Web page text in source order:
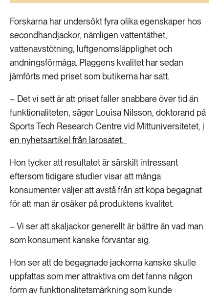
Vatten
Forskarna har undersökt fyra olika egenskaper hos
secondhandjackor, nämligen vattentäthet,
vattenavstötning, luftgenomsläpplighet och
andningsförmåga. Plaggens kvalitet har sedan
jämförts med priset som butikerna har satt.
– Det vi sett är att priset faller snabbare över tid än
funktionaliteten, säger Louisa Nilsson, doktorand på
Sports Tech Research Centre vid Mittuniversitetet, i
en nyhetsartikel från lärosätet.
Hon tycker att resultatet är särskilt intressant
eftersom tidigare studier visar att många
konsumenter väljer att avstå från att köpa begagnat
för att man är osäker på produktens kvalitet.
– Vi ser att skaljackor generellt är bättre än vad man
som konsument kanske förväntar sig.
Hon ser att de begagnade jackorna kanske skulle
uppfattas som mer attraktiva om det fanns någon
form av funktionalitetsmärkning som kunde